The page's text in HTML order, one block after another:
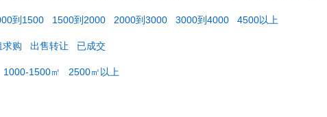
到1500 1500到2000 2000到3000 3000到4000 4500以上
求购 出售转让 已成交
1000-1500㎡ 2500㎡以上